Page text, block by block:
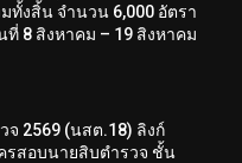
ทั้งสิ้น จำนวน 6,000 อัตรา
ที่ 8 สิงหาคม – 19 สิงหาคม
จ 2569 (นสต.18) ลิงก์
รสอบนายสิบตำรวจ ชั้น